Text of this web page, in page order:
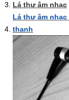
Lá thư âm nhạc
Lá thư âm
thanh